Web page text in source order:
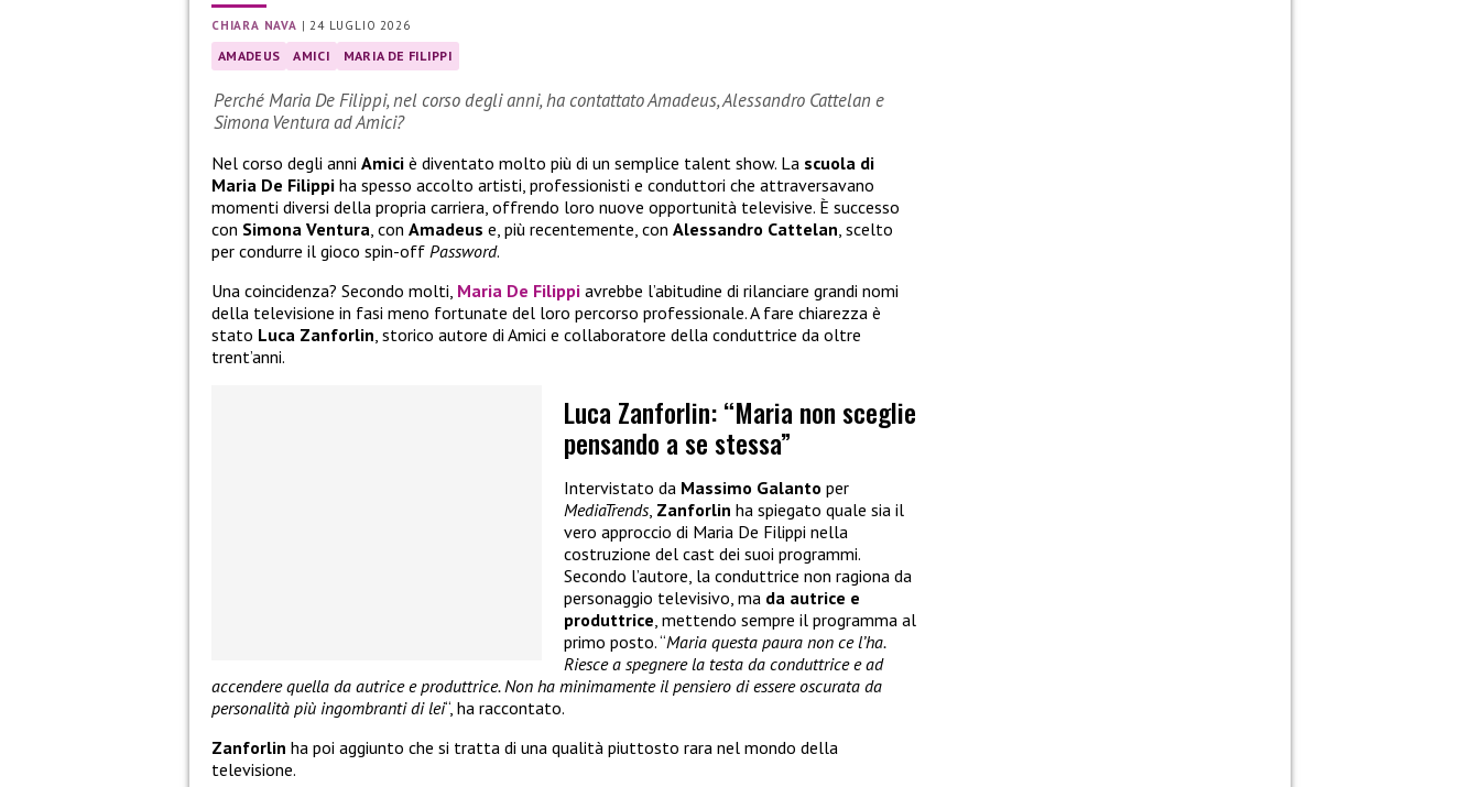
CHIARA NAVA |24 LUGLIO 2026
AMADEUS AMICI MARIA DE FILIPPI
Perché Maria De Filippi, nel corso degli anni, ha contattato Amadeus, Alessandro Cattelan e
Simona Ventura ad Amici?
Nel corso degli anni Amici è diventato molto più di un semplice talent show. La scuola di
Maria De Filippi ha spesso accolto artisti, professionisti e conduttori che attraversavano
momenti diversi della propria carriera, offrendo loro nuove opportunità televisive. È successo
con Simona Ventura , con Amadeus e, più recentemente, con Alessandro Cattelan , scelto
per condurre il gioco spin-off Password.
Una coincidenza? Secondo molti, Maria De Filippi avrebbe l’abitudine di rilanciare grandi nomi
della televisione in fasi meno fortunate del loro percorso professionale. A fare chiarezza è
stato Luca Zanforlin , storico autore di Amici e collaboratore della conduttrice da oltre
trent’anni.
Luca Zanforlin: “Maria non sceglie
pensando a se stessa”
Intervistato da Massimo Galanto per
MediaTrends, Zanforlin ha spiegato quale sia il
vero approccio di Maria De Filippi nella
costruzione del cast dei suoi programmi.
Secondo l’autore, la conduttrice non ragiona da
personaggio televisivo, ma da autrice e
produttrice, mettendo sempre il programma al
primo posto. “Maria questa paura non ce l’ha.
Riesce a spegnere la testa da conduttrice e ad
accendere quella da autrice e produttrice. Non ha minimamente il pensiero di essere oscurata da
personalità più ingombranti di lei“, ha raccontato.
Zanforlin ha poi aggiunto che si tratta di una qualità piuttosto rara nel mondo della
televisione.